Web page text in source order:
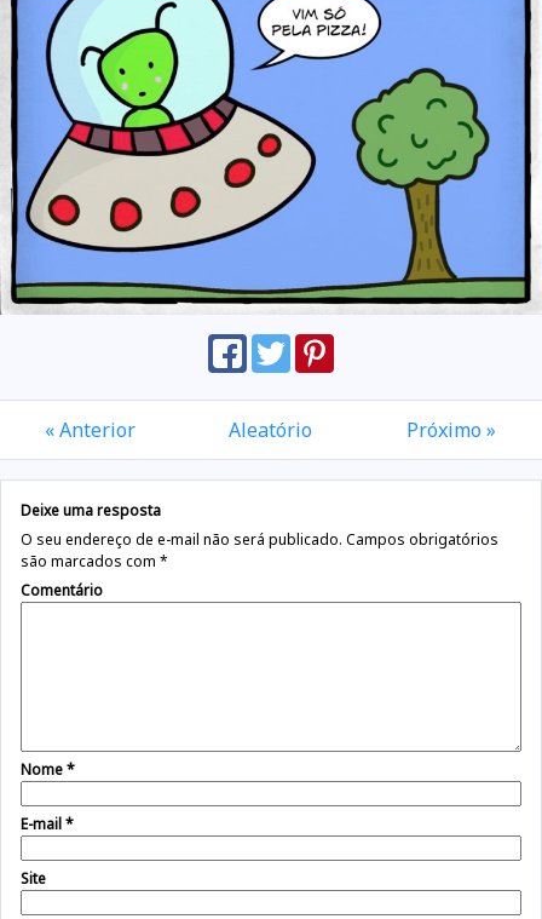
« Anterior Aleatório Próximo »
Deixe uma resposta
O seu endereço de e-mail não será publicado. Campos obrigatórios
são marcados com *
Comentário
Nome*
E-mail*
Site